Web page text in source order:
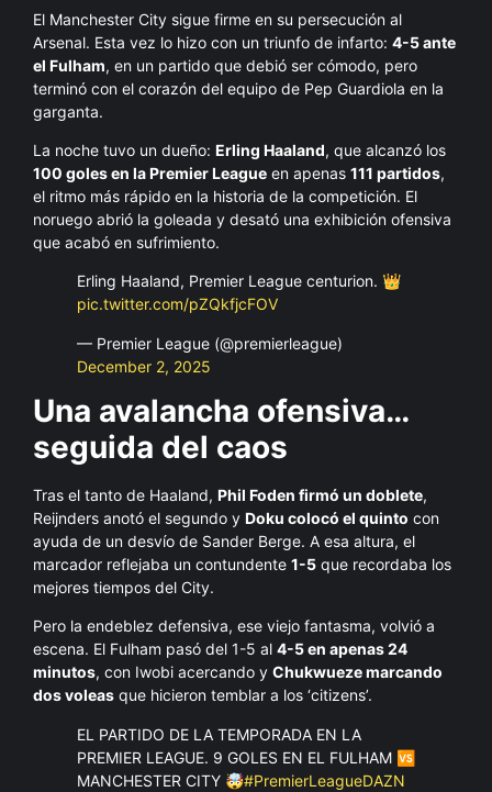
El Manchester City sigue firme en su persecución al
Arsenal. Esta vez lo hizo con un triunfo de infarto: 4-5 ante
el Fulham, en un partido que debió ser cómodo, pero
terminó con el corazón del equipo de Pep Guardiola en la
garganta.
La noche tuvo un dueño: Erling Haaland, que alcanzó los
100 goles en la Premier League en apenas 111 partidos,
el ritmo más rápido en la historia de la competición. El
noruego abrió la goleada y desató una exhibición ofensiva
que acabó en sufrimiento.
Erling Haaland, Premier League centurion. 👑
pic.twitter.com/pZQkfjcFOV
— Premier League (@premierleague)
December 2, 2025
Una avalancha ofensiva…
seguida del caos
Tras el tanto de Haaland, Phil Foden firmó un doblete,
Reijnders anotó el segundo y Doku colocó el quinto con
ayuda de un desvío de Sander Berge. A esa altura, el
marcador reflejaba un contundente 1-5 que recordaba los
mejores tiempos del City.
Pero la endeblez defensiva, ese viejo fantasma, volvió a
escena. El Fulham pasó del 1-5 al 4-5 en apenas 24
minutos, con Iwobi acercando y Chukwueze marcando
dos voleas que hicieron temblar a los ‘citizens’.
EL PARTIDO DE LA TEMPORADA EN LA
PREMIER LEAGUE. 9 GOLES EN EL FULHAM 🆚
MANCHESTER CITY 🤯#PremierLeagueDAZN